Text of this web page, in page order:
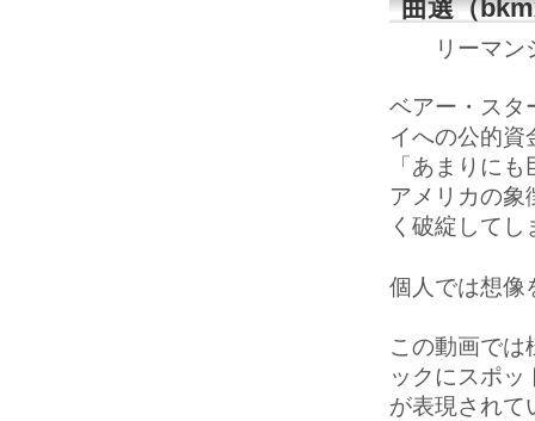
曲選（
リーマ
ベアー・スタ
イへの公的資
「あまりに
アメリカの象
く破綻して
個人では想像
この動画では
ックにスポ
が表現されて